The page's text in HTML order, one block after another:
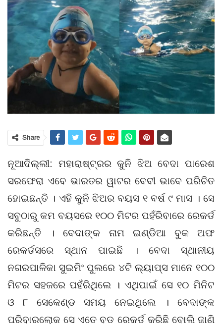
Share
ନୂଆଦିଲ୍ଲୀ: ମହାରାଷ୍ଟ୍ରର କୁନି ଝିଅ ବେଦା ପାରେଶ
ସରଫେରା ଏବେ ଭାରତର ୱାଟର ବେବୀ ଭାବେ ପରିଚିତ
ହୋଇଛନ୍ତି । ଏହି କୁନି ଝିଅର ବୟସ ୧ ବର୍ଷ ୯ ମାସ । ସେ
ସବୁଠାରୁ କମ ବୟସରେ ୧୦୦ ମିଟର ପହଁରିବାରେ ରେକର୍ଡ
କରିଛନ୍ତି । ବେଦାଙ୍କ ନାମ ଇଣ୍ଡିଆ ବୁକ ଅଫ
ରେକର୍ଡସରେ ସ୍ଥାନ ପାଇଛି । ବେଦା ସ୍ଥାନୀୟ
ନଗରପାଳିକା ସୁଇମିଂ ପୁଲରେ ୪ଟି ଲ୍ୟାପ୍ସ ମାନେ ୧୦୦
ମିଟର ସହଜରେ ପହଁରିଥିଲେ । ଏଥିପାଇଁ ସେ ୧୦ ମିନିଟ
ଓ ୮ ସେକେଣ୍ଡ ସମୟ ନେଇଥିଲେ । ବେଦାଙ୍କ
ପରିବାରଲୋକ ସେ ଏତେ ବଡ ରେକର୍ଡ କରିଛି ବୋଲି ଜାଣି